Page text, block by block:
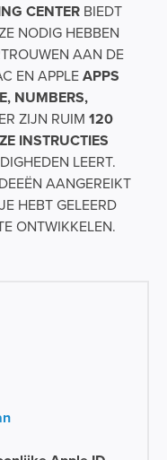
CENTER BIEDT
NODIG HEBBEN
AAN DE
EN APPLEAPPS
NUMBERS,
ZIJN RUIM 120
INSTRUCTIES
LEERT.
AANGEREIKT
HEBT GELEERD
ONTWIKKELEN.